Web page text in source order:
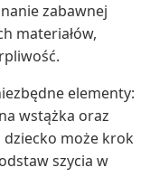
zabawnej
materiałów,
elementy:
wstążka oraz
dziecko może krok
szycia w